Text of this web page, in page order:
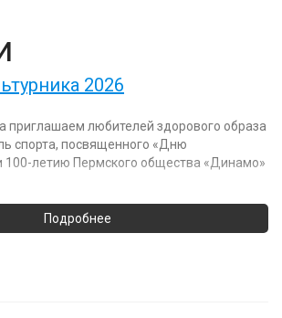
2026
приглашаем любителей здорового образа
спорта, посвященного «Дню
100-летию Пермского общества «Динамо»